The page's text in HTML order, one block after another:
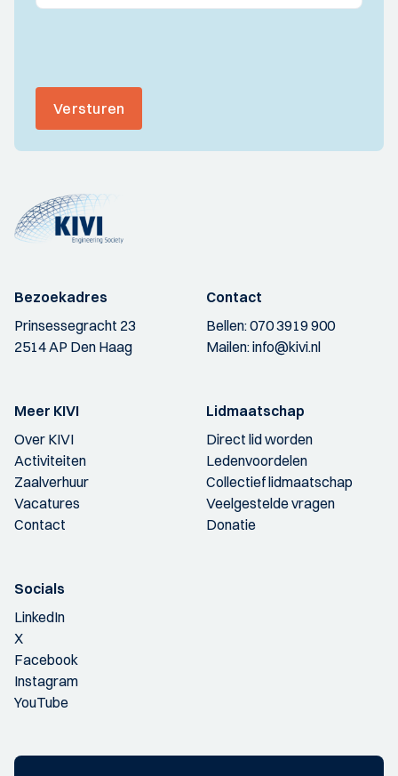
Versturen
Bezoekadres
Prinsessegracht 23
2514 AP Den Haag
Contact
Bellen:070 3919 900
Mailen:info@kivi.nl
Meer KIVI
Over KIVI
Activiteiten
Zaalverhuur
Vacatures
Contact
Lidmaatschap
Direct lid worden
Ledenvoordelen
Collectief lidmaatschap
Veelgestelde vragen
Donatie
Socials
LinkedIn
X
Facebook
Instagram
YouTube